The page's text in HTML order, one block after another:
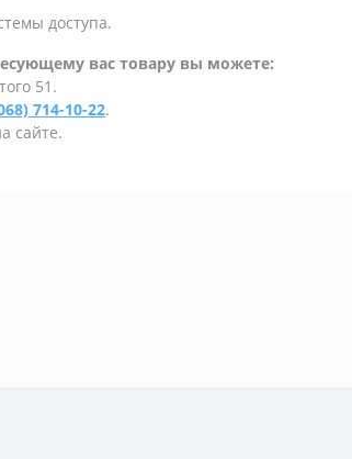
доступа.
вас товару вы можете:
51.
714-10-22.
сайте.